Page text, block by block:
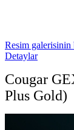
Resim galerisinin
Detaylar
Cougar
Plus Gold)